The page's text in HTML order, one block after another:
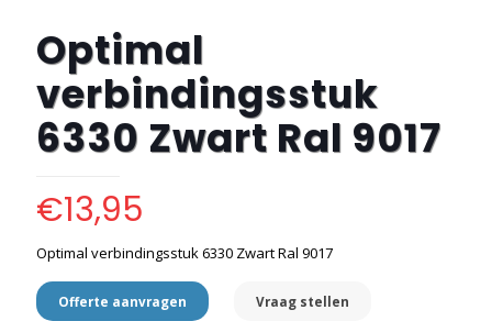
Optimal
verbindingsstuk
6330 Zwart Ral 9017
€13,95
Optimal verbindingsstuk 6330 Zwart Ral 9017
Offerte aanvragen Vraag stellen